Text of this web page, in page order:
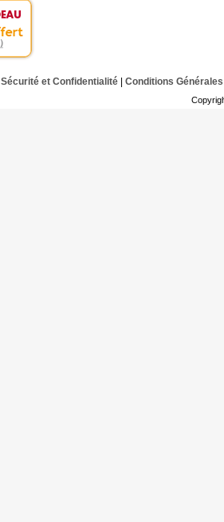
Sécurité et Confidentialité| Conditions Générales